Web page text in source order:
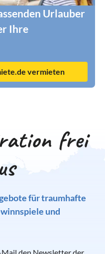
Urlauber
Ihre
vermieten
frei
für traumhafte
und